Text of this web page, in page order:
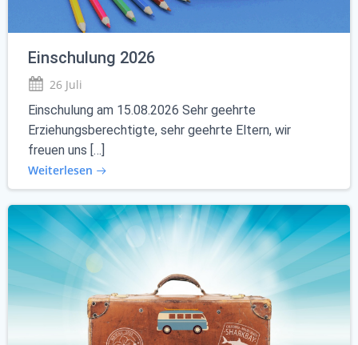
Einschulung 2026
26 Juli
Einschulung am 15.08.2026 Sehr geehrte
Erziehungsberechtigte, sehr geehrte Eltern, wir
freuen uns […]
Weiterlesen